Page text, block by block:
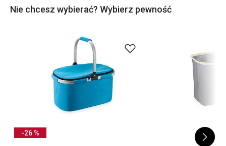
naszepudełka do przechowywania odzieżylub
Nie chcesz wybierać? Wybierz pewność
-26 %